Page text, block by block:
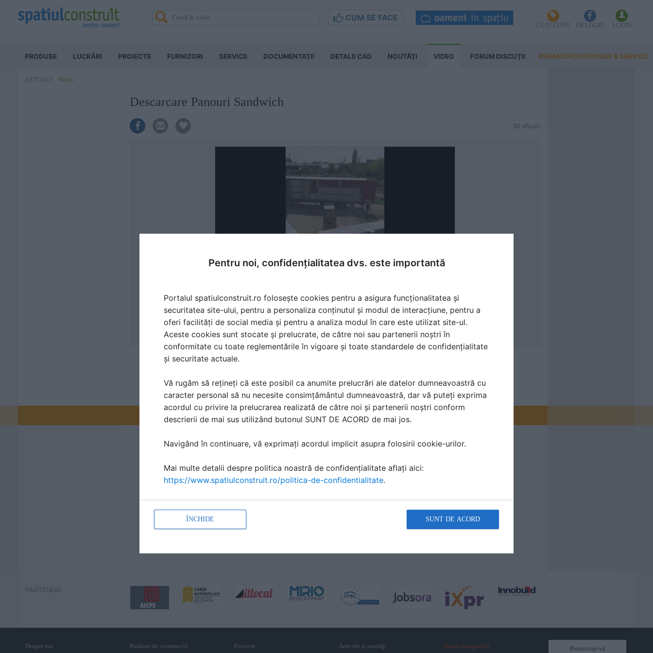
CUM SE FACE
FĂ-ȚI CONT FB LOGIN LOGIN
PRODUSE LUCRĂRI PROIECTE FURNIZORI SERVICII DOCUMENTAŢII DETALII CAD NOUTĂȚI VIDEO FORUM DISCUŢII PROMOVAȚI PRODUSE & SERVICII
EȘTI AICI: Video
Descarcare Panouri Sandwich
36 afisari
Promovați-vă produsele și serviciile pe SpatiulConstruit.ro!
PARTENERI
Despre noi Produse de constructii Proiecte Articole și noutăţi Toate categoriile
Promovați-vă
Pentru noi, confidențialitatea dvs. este importantă
Portalul spatiulconstruit.ro folosește cookies pentru a asigura funcționalitatea și
securitatea site-ului, pentru a personaliza conținutul și modul de interacțiune, pentru a
oferi facilități de social media și pentru a analiza modul în care este utilizat site-ul.
Aceste cookies sunt stocate și prelucrate, de către noi sau partenerii noștri în
conformitate cu toate reglementările în vigoare și toate standardele de confidențialitate
și securitate actuale.
Vă rugăm să rețineți că este posibil ca anumite prelucrări ale datelor dumneavoastră cu
caracter personal să nu necesite consimțământul dumneavoastră, dar vă puteți exprima
acordul cu privire la prelucrarea realizată de către noi și partenerii noștri conform
descrierii de mai sus utilizând butonul SUNT DE ACORD de mai jos.
Navigând în continuare, vă exprimați acordul implicit asupra folosirii cookie-urilor.
Mai multe detalii despre politica noastră de confidențialitate aflați aici:
https://www.spatiulconstruit.ro/politica-de-confidentialitate.
ÎNCHIDE SUNT DE ACORD